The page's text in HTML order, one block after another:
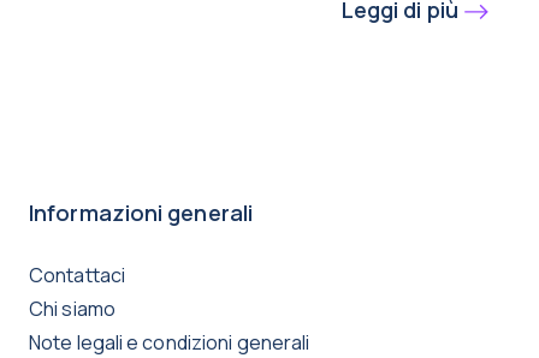
Leggi di più
Informazioni generali
Contattaci
Chi siamo
Note legali e condizioni generali